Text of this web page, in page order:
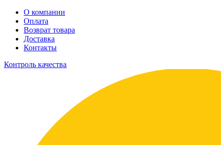
О компании
Оплата
Возврат товара
Доставка
Контакты
Контроль качества